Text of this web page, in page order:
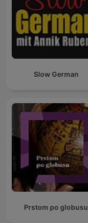
Slow German
Prstom po globusu